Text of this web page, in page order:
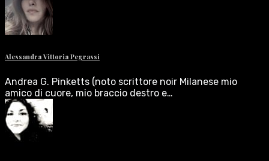
Alessandra Vittoria Pegrassi
Andrea G. Pinketts (noto scrittore noir Milanese mio
amico di cuore, mio braccio destro e…